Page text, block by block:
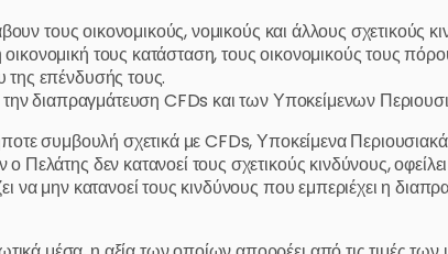
τους οικονομικούς, νομικούς και άλλους σχετικούς
τους κατάσταση, τους οικονομικούς τους
επένδυσής τους.
διαπραγμάτευση CFDs και των Υποκείμενων
συμβουλή σχετικά με CFDs, Υποκείμενα Περιουσιακά
δεν κατανοεί τους σχετικούς κινδύνους,
να μην κατανοεί τους κινδύνους που εμπεριέχει η